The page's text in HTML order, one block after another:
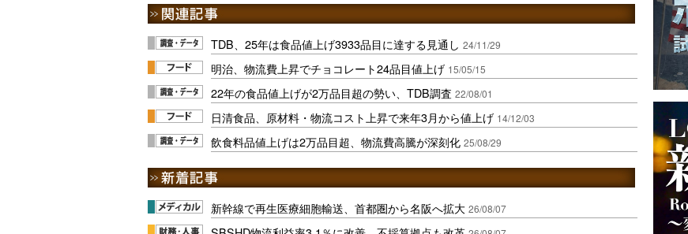
TDB、25年は食品値上げ3933品目に達する見通し 24/11/29
明治、物流費上昇でチョコレート24品目値上げ 15/05/15
22年の食品値上げが2万品目超の勢い、TDB調査 22/08/01
日清食品、原材料・物流コスト上昇で来年3月から値上げ 14/12/03
飲食料品値上げは2万品目超、物流費高騰が深刻化 25/08/29
新幹線で再生医療細胞輸送、首都圏から名阪へ拡大 26/08/07